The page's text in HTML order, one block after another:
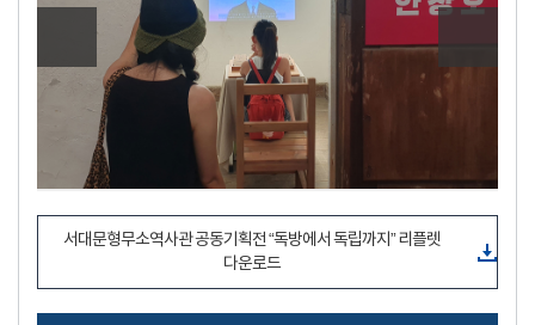
서대문형무소역사관 공동기획전 “독방에서 독립까지” 리플렛
다운로드